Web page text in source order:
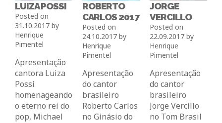
LUIZA POSSI
Posted on
31.10.2017by
Henrique
Pimentel
Apresentação
cantora Luiza
Possi
homenageando
o eterno rei do
pop, Michael
ROBERTO
CARLOS 2017
Posted on
24.10.2017by
Henrique
Pimentel
Apresentação
do cantor
brasileiro
Roberto Carlos
no Ginásio do
JORGE
VERCILLO
Posted on
22.09.2017 by
Henrique
Pimentel
Apresentação
do cantor
brasileiro
Jorge Vercillo
no Tom Brasil